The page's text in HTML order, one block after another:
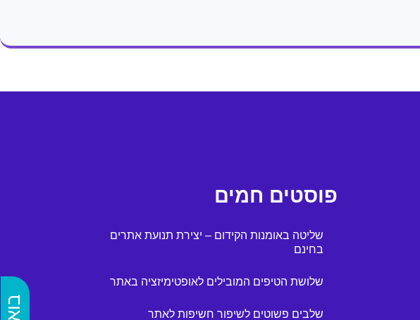
פוסטים חמים
שליטה באומנות הקידום – יצירת תנועת אתרים
בחינם
שלושת הטיפים המובילים לאופטימיזציה באתר
שלבים פשוטים לשיפור חשיפות לאתר